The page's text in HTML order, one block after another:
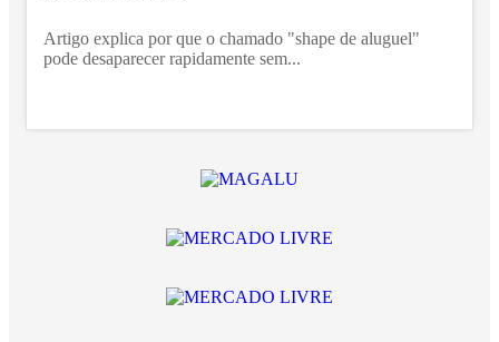
Artigo explica por que o chamado "shape de aluguel"
pode desaparecer rapidamente sem...